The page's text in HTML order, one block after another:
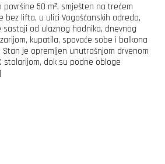
50 m², smješten na trećem
lifta, u ulici Vogošćanskih odreda,
sastoji od ulaznog hodnika, dnevnog
kupatila, spavaće sobe i balkona
je opremljen unutrašnjom drvenom
stolarijom, dok su podne obloge